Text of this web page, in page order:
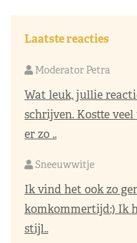
Laatste reacties
Moderator Petra
Wat leuk, jullie
schrijven. Kostte
er zo ..
Sneeuwwitje
Ik vind het ook zo
komkommertijd:) Ik
stijl..